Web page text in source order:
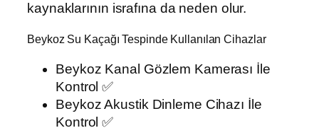
kaynaklarının israfına da neden olur.
Beykoz Su Kaçağı Tespinde Kullanılan Cihazlar
Beykoz Kanal Gözlem Kamerası İle
Kontrol ✅
Beykoz Akustik Dinleme Cihazı İle
Kontrol ✅